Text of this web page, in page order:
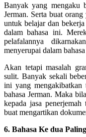
Banyak yang mengaku
Jerman. Serta buat
untuk belajar dan
dalam bahasa ini.
pelafalannya
menyerupai dalam
Akan tetapi masalah
sulit. Banyak sekali
ini yang mengakibatkan
bahasa Jerman. Maka
kepada jasa penerjemah
buat mengartikan
6. Bahasa Ke dua